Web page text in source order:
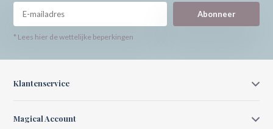
Abonneer
* Lees hier de wettelijke beperkingen
Klantenservice
Magical Account